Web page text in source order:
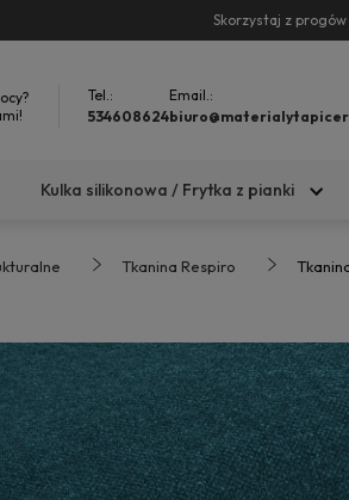
Skorzystaj z
Tel.:
534608624
Email.:
Kulka silikonowa / Frytka z pianki
Tkanina Respiro